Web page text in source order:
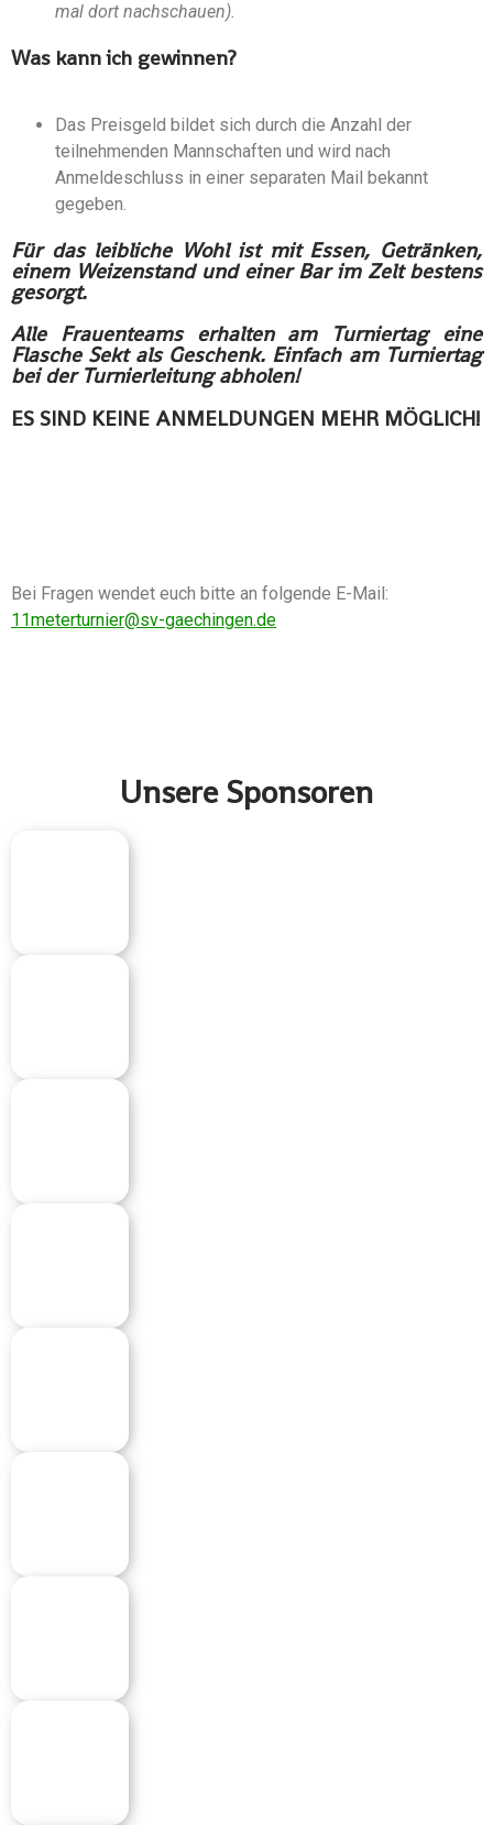
mal dort nachschauen).
Was kann ich gewinnen?
Das Preisgeld bildet sich durch die Anzahl der
teilnehmenden Mannschaften und wird nach
Anmeldeschluss in einer separaten Mail bekannt
gegeben.
Für das leibliche Wohl ist mit Essen, Getränken,
einem Weizenstand und einer Bar im Zelt bestens
gesorgt.
Alle Frauenteams erhalten am Turniertag eine
Flasche Sekt als Geschenk. Einfach am Turniertag
bei der Turnierleitung abholen!
ES SIND KEINE ANMELDUNGEN MEHR MÖGLICH!
Bei Fragen wendet euch bitte an folgende E-Mail:
11meterturnier@sv-gaechingen.de
Unsere Sponsoren